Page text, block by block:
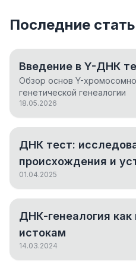
Последние
Введение в Y-ДНК
Обзор основ Y-
генетической генеалогии
18.05.2026
ДНК тест:
происхождения и
01.04.2025
ДНК-генеалогия как
истокам
14.03.2024